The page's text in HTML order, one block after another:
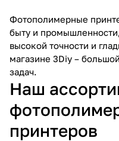
Фотополимерные
быту и
высокой точности и
магазине 3Diy –
задач.
Наш
принтеров